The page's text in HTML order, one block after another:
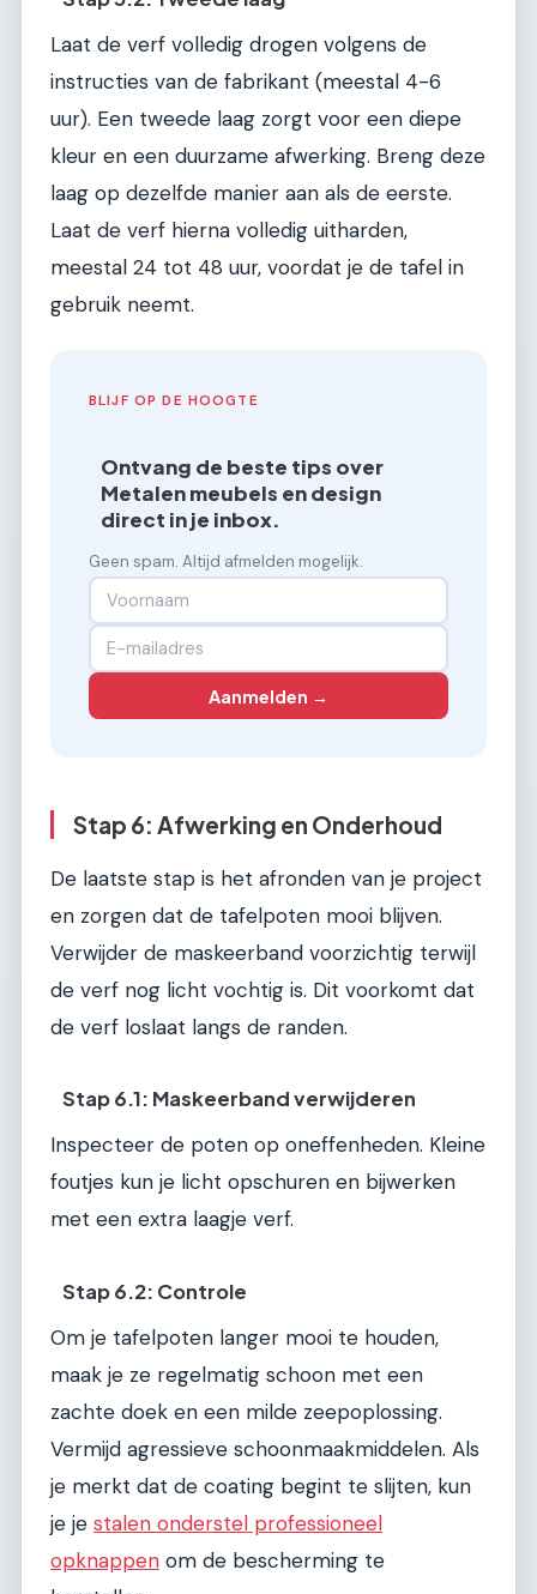
Laat de verf volledig drogen volgens de
instructies van de fabrikant (meestal 4-6
uur). Een tweede laag zorgt voor een diepe
kleur en een duurzame afwerking. Breng deze
laag op dezelfde manier aan als de eerste.
Laat de verf hierna volledig uitharden,
meestal 24 tot 48 uur, voordat je de tafel in
gebruik neemt.
BLIJF OP DE HOOGTE
Ontvang de beste tips over
Metalen meubels en design
direct in je inbox.
Geen spam. Altijd afmelden mogelijk.
Aanmelden →
Stap 6: Afwerking en Onderhoud
De laatste stap is het afronden van je project
en zorgen dat de tafelpoten mooi blijven.
Verwijder de maskeerband voorzichtig terwijl
de verf nog licht vochtig is. Dit voorkomt dat
de verf loslaat langs de randen.
Stap 6.1: Maskeerband verwijderen
Inspecteer de poten op oneffenheden. Kleine
foutjes kun je licht opschuren en bijwerken
met een extra laagje verf.
Stap 6.2: Controle
Om je tafelpoten langer mooi te houden,
maak je ze regelmatig schoon met een
zachte doek en een milde zeepoplossing.
Vermijd agressieve schoonmaakmiddelen. Als
je merkt dat de coating begint te slijten, kun
je je stalen onderstel professioneel
opknappen om de bescherming te